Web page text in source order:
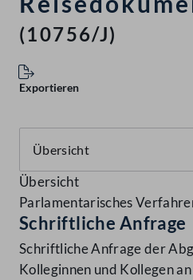
(10756/J)
Exportieren
Übersicht
Parlamentarisches
Schriftliche Anfrage
Schriftliche Anfrage der
Kolleginnen und Kollegen